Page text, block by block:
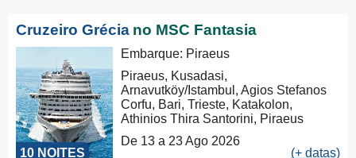
Cruzeiro Grécia no MSC Fantasia
10 NOITES
Embarque: Piraeus
Piraeus, Kusadasi,
Arnavutköy/Istambul, Agios Stefanos
Corfu, Bari, Trieste, Katakolon,
Athinios Thira Santorini, Piraeus
De 13 a 23 Ago 2026
(+ datas)